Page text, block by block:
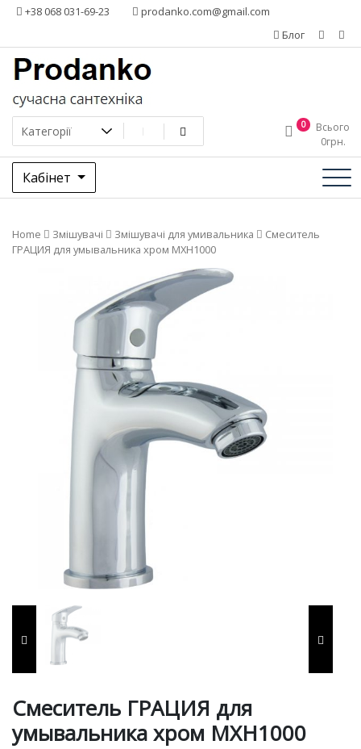
Додати+38 068 031-69-23
prodanko.com@gmail.com
Блог
0
Всього
0грн.
Кабінет
Home Змішувачі Змішувачі для умивальника
Смеситель
ГРАЦИЯ для умывальника хром MXН1000
Смеситель ГРАЦИЯ для
умывальника хром MXН1000